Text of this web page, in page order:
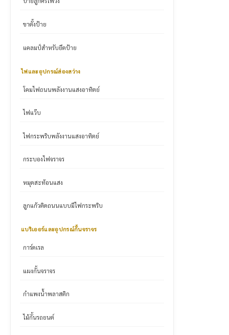
ขาตั้งป้าย
แคลมป์สำหรับยึดป้าย
ไฟและอุปกรณ์ส่องสว่าง
โคมไฟถนนพลังงานแสงอาทิตย์
ไฟแว๊บ
ไฟกระพริบพลังงานแสงอาทิตย์
กระบองไฟจราจร
หมุดสะท้อนแสง
ลูกแก้วติดถนนแบบมีไฟกระพริบ
แบริเออร์และอุปกรณ์กั้นจราจร
การ์ดเรล
แผงกั้นจราจร
กำแพงน้ำพลาสติก
ไม้กั้นรถยนต์